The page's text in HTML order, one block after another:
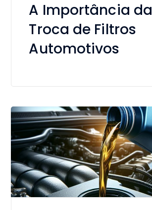
A Importância da
Troca de Filtros
Automotivos